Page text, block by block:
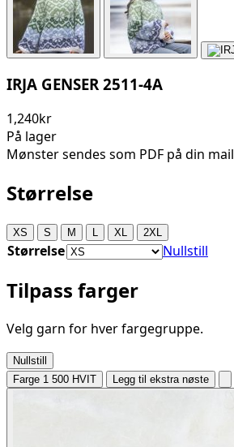
IRJA GENSER 2511-4A
1,240kr
På lager
Mønster sendes som PDF på din mail
Størrelse
XS S M XL 2XL
Størrelse Nullstill
Tilpass farger
Velg garn for hver fargegruppe.
Nullstill
Farge 1 500 HVIT Legg til ekstra nøste